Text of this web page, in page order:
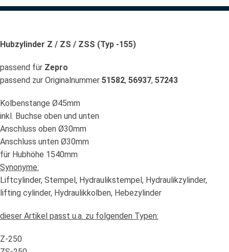
Hubzylinder Z / ZS / ZSS (Typ -155)
passend für Zepro
passend zur Originalnummer 51582, 56937, 57243
Kolbenstange Ø45mm
inkl. Buchse oben und unten
Anschluss oben Ø30mm
Anschluss unten Ø30mm
für Hubhöhe 1540mm
Synonyme:
Liftcylinder, Stempel, Hydraulikstempel, Hydraulikzylinder,
lifting cylinder, Hydraulikkolben, Hebezylinder
dieser Artikel passt u.a. zu folgenden Typen:
Z-250